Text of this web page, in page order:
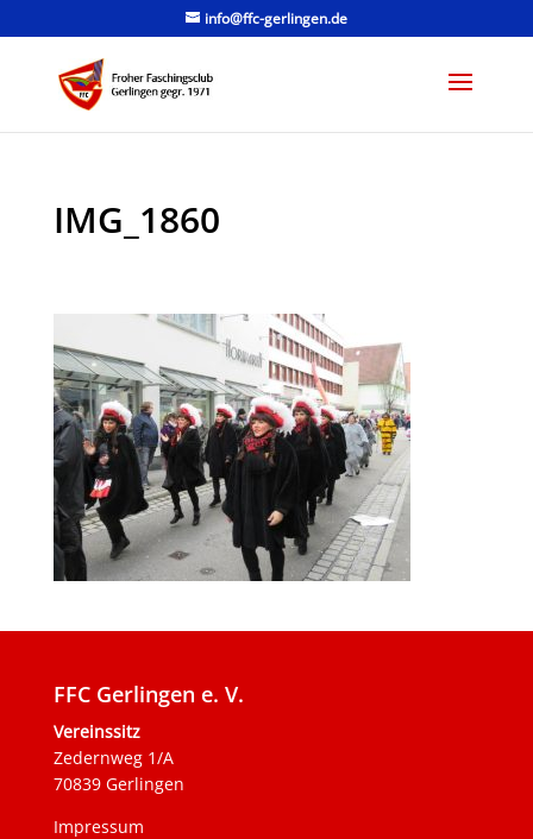
info@ffc-gerlingen.de
IMG_1860
FFC Gerlingen e. V.
Vereinssitz
Zedernweg 1/A
70839 Gerlingen
Impressum